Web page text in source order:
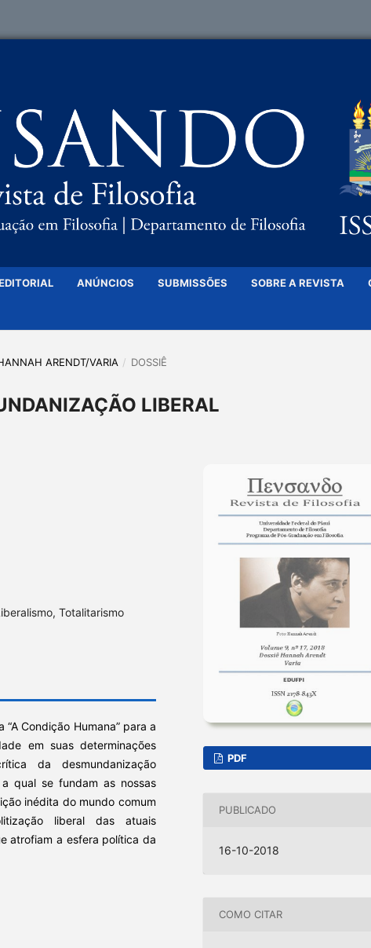
ANÚNCIOS SUBMISSÕES SOBRE A REVISTA
ARENDT/VARIA / DOSSIÊ
LIBERAL
Totalitarismo
Condição Humana” para a
em suas determinações
da desmundanização
qual se fundam as nossas
inédita do mundo comum
liberal das atuais
atrofiam a esfera política da
PDF
PUBLICADO
16-10-2018
COMO CITAR